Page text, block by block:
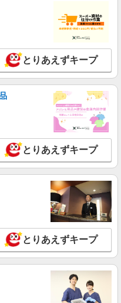
社規定あり
中村区／最寄駅：名古屋駅、さ
や米野駅から徒歩で通ってい
詳細を見る
屋コーディネートセンタ
ンセンティブ支給有］大手
収例】時給1,600円×7時間45
＋残業代★
村区／最寄駅：名古屋駅、名
屋駅からはチカ直結で傘いら
通勤♪
詳細を見る
屋コーディネートセンタ
期｜自由で楽しい職場★広
仕事♪＠名駅
とりあえずキープ
とりあえずキープ
とりあえずキープ